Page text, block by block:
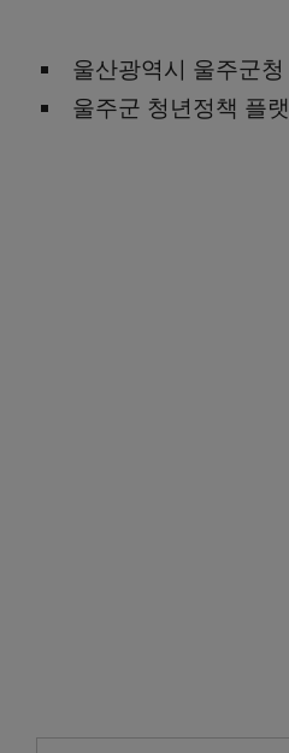
울산광역시 울주군청
울주군 청년정책 플